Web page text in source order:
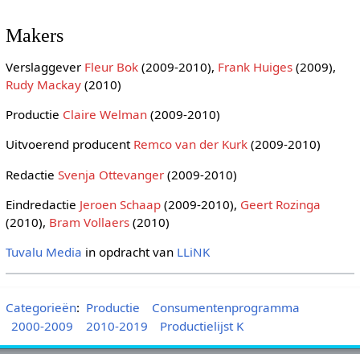
Makers
Verslaggever Fleur Bok(2009-2010), Frank Huiges(2009),
Rudy Mackay(2010)
Productie Claire Welman(2009-2010)
Uitvoerend producent Remco van der Kurk(2009-2010)
Redactie Svenja Ottevanger(2009-2010)
Eindredactie Jeroen Schaap(2009-2010), Geert Rozinga
(2010), Bram Vollaers(2010)
Tuvalu Media in opdracht van LLiNK
Categorieën: Productie
Consumentenprogramma
2000-2009
2010-2019 Productielijst K